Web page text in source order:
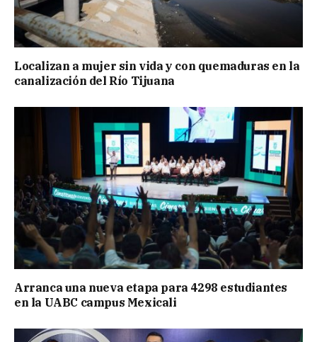
Localizan a mujer sin vida y con quemaduras en la
canalización del Río Tijuana
Arranca una nueva etapa para 4298 estudiantes
en la UABC campus Mexicali